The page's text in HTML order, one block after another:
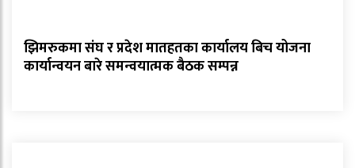
झिमरुकमा संघ र प्रदेश मातहतका कार्यालय बिच योजना
कार्यान्वयन बारे समन्वयात्मक बैठक सम्पन्न